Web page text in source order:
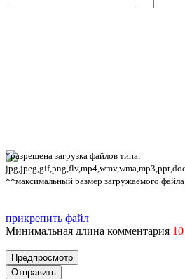
*разрешена загрузка файлов типа:
**максимальный размер загружаемого
прикрепить файл
Минимальная длина комментария 10